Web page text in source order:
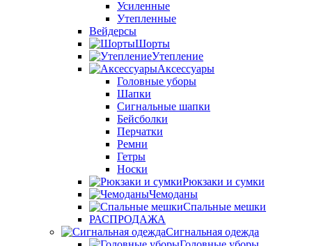
Усиленные
Утепленные
Вейдерсы
Шорты
Утепление
Аксессуары
Головные уборы
Шапки
Сигнальные шапки
Бейсболки
Перчатки
Ремни
Гетры
Носки
Рюкзаки и сумки
Чемоданы
Спальные мешки
РАСПРОДАЖА
Сигнальная одежда